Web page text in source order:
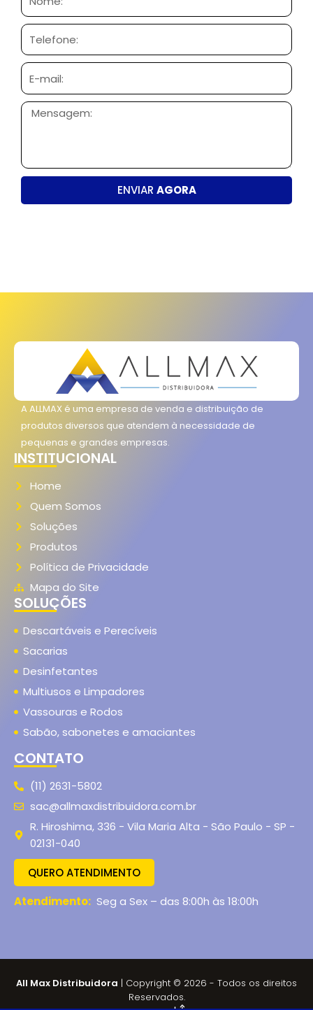
Telefone:
E-
mail:
Mensagem:
ENVIAR AGORA
A ALLMAX é uma empresa de venda e distribuição de
produtos diversos que atendem à necessidade de
pequenas e grandes empresas.
INSTITUCIONAL
Home
Quem Somos
Soluções
Produtos
Política de Privacidade
Mapa do Site
SOLUÇÕES
Descartáveis e Perecíveis
Sacarias
Desinfetantes
Multiusos e Limpadores
Vassouras e Rodos
Sabão, sabonetes e amaciantes
CONTATO
(11) 2631-5802
sac@allmaxdistribuidora.com.br
R. Hiroshima, 336 - Vila Maria Alta - São Paulo - SP -
02131-040
QUERO ATENDIMENTO
Atendimento: Seg a Sex – das 8:00h às 18:00h
All Max Distribuidora | Copyright © 2026 - Todos os direitos
Reservados.